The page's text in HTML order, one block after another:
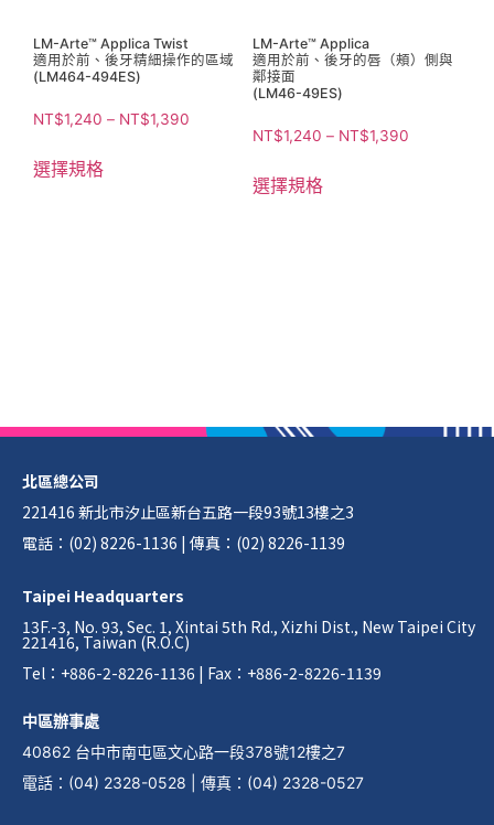
LM-Arte™ Applica Twist
適用於前、後牙精細操作的區域
(LM464-494ES)
NT$1,240 – NT$1,390
選擇規格
LM-Arte™ Applica
適用於前、後牙的唇（頰）側與
鄰接面
(LM46-49ES)
NT$1,240 – NT$1,390
選擇規格
北區總公司
221416 新北市汐止區新台五路一段93號13樓之3
電話：(02) 8226-1136 | 傳真：(02) 8226-1139
Taipei Headquarters
13F.-3, No. 93, Sec. 1, Xintai 5th Rd., Xizhi Dist., New Taipei City
221416, Taiwan (R.O.C)
Tel：+886-2-8226-1136 | Fax：+886-2-8226-1139
中區辦事處
40862 台中市南屯區文心路一段378號12樓之7
電話 ： (04) 2328-0528 傳真 ： (04) 2328-0527